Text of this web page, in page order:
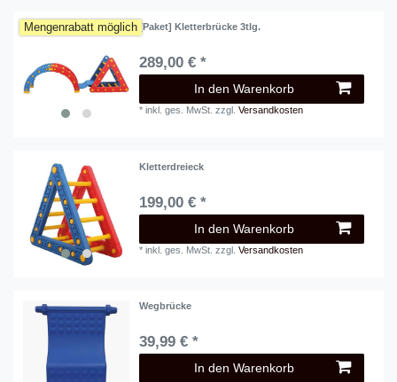
Mengenrabatt möglich [Paket] Kletterbrücke 3tlg.
289,00 € *
In den Warenkorb
*inkl. ges. MwSt. zzgl.Versandkosten
Kletterdreieck
199,00 € *
In den Warenkorb
*inkl. ges. MwSt. zzgl.Versandkosten
Wegbrücke
39,99 € *
In den Warenkorb